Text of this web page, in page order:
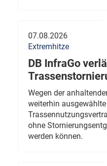
07.08.2026
Extremhitze
DB InfraGo
Wegen der
weiterhin
ohne
werden können.